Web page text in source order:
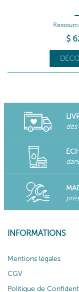
INFORMATIONS
Mentions légales
CGV
Politique de